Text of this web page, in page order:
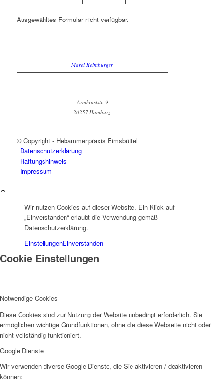
Ausgewähltes Formular nicht verfügbar.
Marei Heimburger
Armbruststr. 9
20257 Hamburg
© Copyright - Hebammenpraxis Eimsbüttel
Datenschutzerklärung
Haftungshinweis
Impressum
Wir nutzen Cookies auf dieser Website. Ein Klick auf
„Einverstanden“ erlaubt die Verwendung gemäß
Datenschutzerklärung.
EinstellungenEinverstanden
Cookie Einstellungen
Notwendige Cookies
Diese Cookies sind zur Nutzung der Website unbedingt erforderlich. Sie
ermöglichen wichtige Grundfunktionen, ohne die diese Webseite nicht oder
nicht vollständig funktioniert.
Google Dienste
Wir verwenden diverse Google Dienste, die Sie aktivieren / deaktivieren
können: